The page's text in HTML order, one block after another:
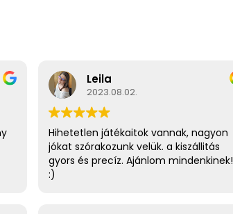
Leila
2023.08.02.
Hihetetlen játékaitok vannak, nagyon
jókat szórakozunk velük. a kiszállitás
gyors és precíz. Ajánlom mindenkinek!
:)